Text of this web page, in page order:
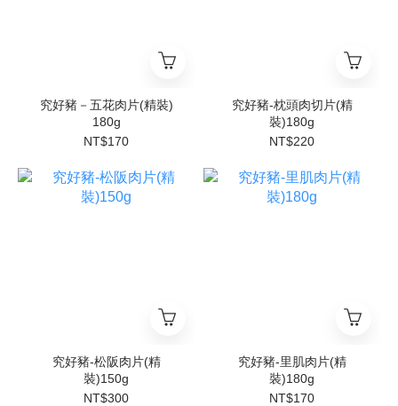
究好豬－五花肉片(精裝)
180g
NT$170
究好豬-枕頭肉切片(精
裝)180g
NT$220
究好豬-松阪肉片(精
裝)150g
NT$300
究好豬-里肌肉片(精
裝)180g
NT$170